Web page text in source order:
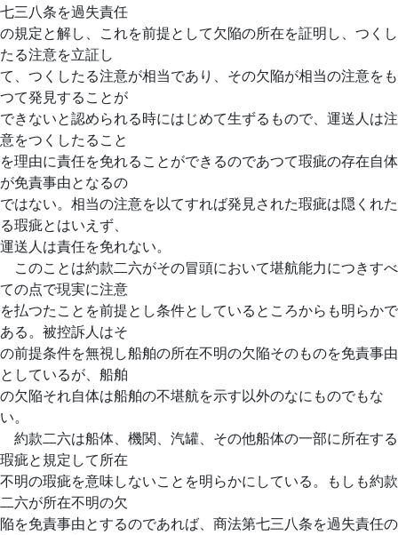
七三八条を過失責任
の規定と解し、これを前提として欠陥の所在を証明し、つくし
たる注意を立証し
て、つくしたる注意が相当であり、その欠陥が相当の注意をも
つて発見することが
できないと認められる時にはじめて生ずるもので、運送人は注
意をつくしたること
を理由に責任を免れることができるのであつて瑕疵の存在自体
が免責事由となるの
ではない。相当の注意を以てすれば発見された瑕疵は隠くれた
る瑕疵とはいえず、
運送人は責任を免れない。
このことは約款二六がその冒頭において堪航能力につきすべ
ての点で現実に注意
を払つたことを前提とし条件としているところからも明らかで
ある。被控訴人はそ
の前提条件を無視し船舶の所在不明の欠陥そのものを免責事由
としているが、船舶
の欠陥それ自体は船舶の不堪航を示す以外のなにものでもな
い。
約款二六は船体、機関、汽罐、その他船体の一部に所在する
瑕疵と規定して所在
不明の瑕疵を意味しないことを明らかにしている。もしも約款
二六が所在不明の欠
陥を免責事由とするのであれば、商法第七三八条を過失責任の